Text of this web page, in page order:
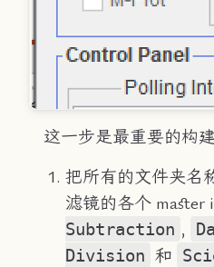
这一步是最重要的构
把所有的文件夹名
滤镜的各个 master
Subtraction ,
Division 和